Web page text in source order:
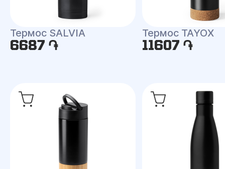
Термос SALVIA
6687 ֏
Термос TAYOX
11607 ֏